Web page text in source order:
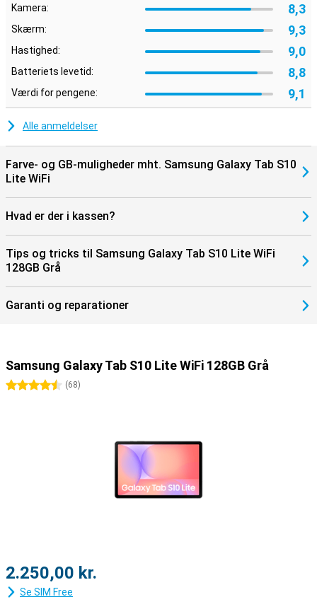
Godt beskyttet
og støv. Så lidt regn eller krummer på bordet er ikke noget problem.
Det gør også tabletten velegnet til brug i køkkenet, haven eller på
farten. Det robuste kabinet og den høje byggekvalitet sikrer, at den
kan holde til lidt af hvert. Så du kan være sikker på at få glæde af
Kamera: 8,3
Skærm: 9,3
Hastighed: 9,0
Batteriets levetid: 8,8
Værdi for pengene: 9,1
Alle anmeldelser
Farve- og GB-muligheder mht. Samsung Galaxy Tab S10
Lite WiFi
Hvad er der i kassen?
Tips og tricks til Samsung Galaxy Tab S10 Lite WiFi
128GB Grå
Garanti og reparationer
Samsung Galaxy Tab S10 Lite WiFi 128GB Grå
4.5 stjerner
(68)
2.250,00 kr.
Se SIM Free